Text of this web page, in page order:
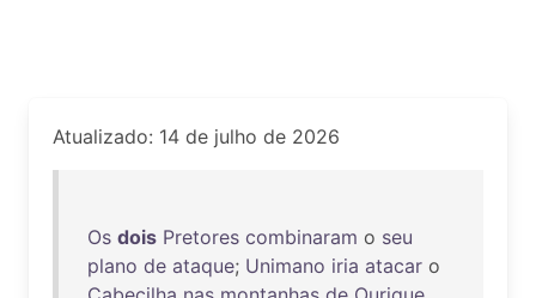
Atualizado: 14 de julho de 2026
Os dois Pretores combinaram o seu
plano de ataque; Unimano iria atacar o